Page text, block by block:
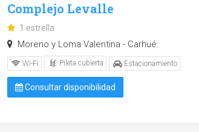
Complejo Levalle
1 estrella
Moreno y Loma Valentina - Carhué
Wi-Fi Pileta cubierta Estacionamiento
Consultar disponibilidad